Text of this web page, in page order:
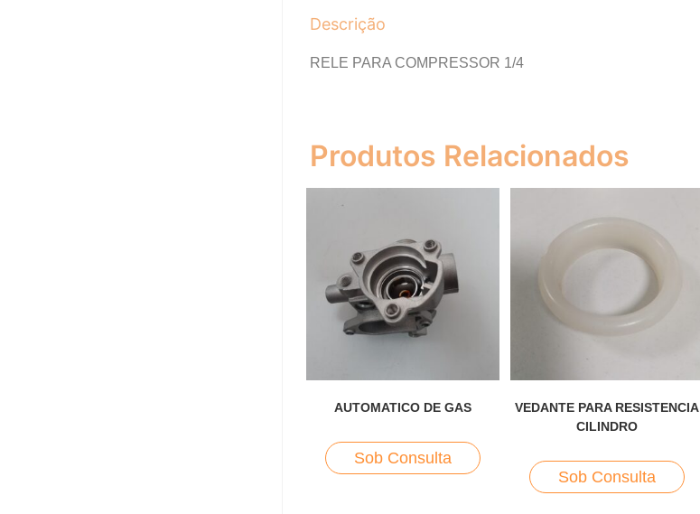
Descrição
RELE PARA COMPRESSOR 1/4
Produtos Relacionados
AUTOMATICO DE GAS
Sob Consulta
VEDANTE PARA RESISTENCIA
CILINDRO
Sob Consulta